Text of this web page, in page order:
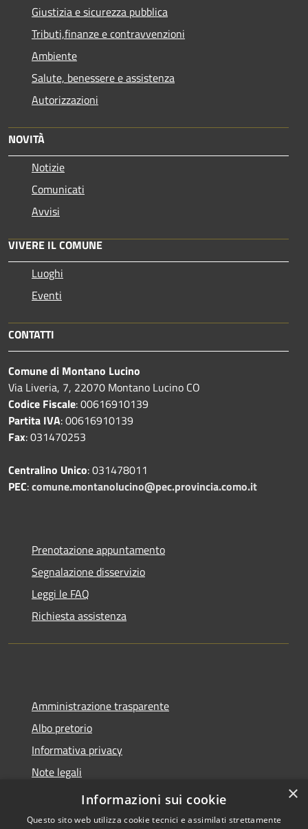
Giustizia e sicurezza pubblica
Tributi,finanze e contravvenzioni
Ambiente
Salute, benessere e assistenza
Autorizzazioni
NOVITÀ
Notizie
Comunicati
Avvisi
VIVERE IL COMUNE
Luoghi
Eventi
CONTATTI
Comune di Montano Lucino
Via Liveria, 7, 22070 Montano Lucino CO
Codice Fiscale: 00616910139
Partita IVA: 00616910139
Fax: 031470253
Centralino Unico: 031478011
PEC:comune.montanolucino@pec.provincia.como.it
Prenotazione appuntamento
Segnalazione disservizio
Leggi le FAQ
Richiesta assistenza
Amministrazione trasparente
Albo pretorio
Informativa privacy
Note legali
Dichiarazione di accessibilità
×
Informazioni sui cookie
Questo sito web utilizza cookie tecnici e assimilati strettamente